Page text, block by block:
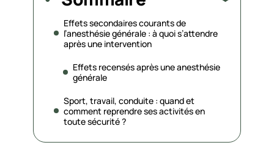
Effets secondaires courants de
l’anesthésie générale : à quoi s’attendre
après une intervention
Effets recensés après une anesthésie
générale
Sport, travail, conduite : quand et
comment reprendre ses activités en
toute sécurité ?